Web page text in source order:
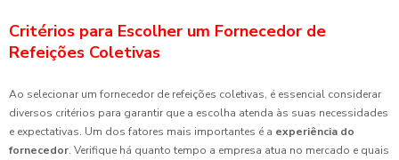
Critérios para Escolher um Fornecedor de
Refeições Coletivas
Ao selecionar um fornecedor de refeições coletivas, é essencial considerar
diversos critérios para garantir que a escolha atenda às suas necessidades
e expectativas. Um dos fatores mais importantes é a experiência do
fornecedor. Verifique há quanto tempo a empresa atua no mercado e quais